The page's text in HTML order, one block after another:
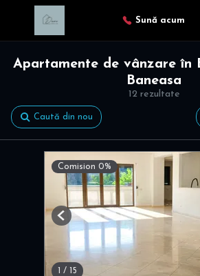
Sună acum
12 rezultate
Apartamente de vânzare în
Baneasa
Caută din nou
Comision 0%
1 / 15
Previous